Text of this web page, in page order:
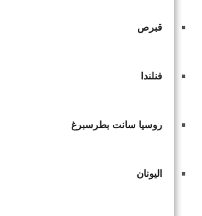
قبرص
فنلندا
روسيا سانت بطرسبرغ
اليونان